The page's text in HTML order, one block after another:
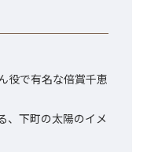
役で有名な倍賞千恵
、下町の太陽のイメ